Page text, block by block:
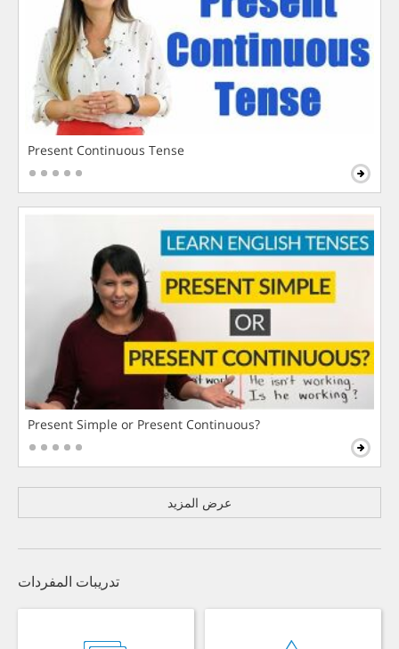
Present Continuous Tense
Present Simple or Present Continuous?
عرض المزيد
تدريبات المفردات